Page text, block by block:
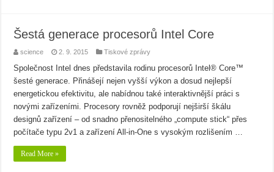
Šestá generace procesorů Intel Core
science 2. 9. 2015 Tiskové zprávy
Společnost Intel dnes představila rodinu procesorů Intel® Core™
šesté generace. Přinášejí nejen vyšší výkon a dosud nejlepší
energetickou efektivitu, ale nabídnou také interaktivnější práci s
novými zařízeními. Procesory rovněž podporují nejširší škálu
designů zařízení – od snadno přenositelného „compute stick“ přes
počítače typu 2v1 a zařízení All-in-One s vysokým rozlišením …
Read More »